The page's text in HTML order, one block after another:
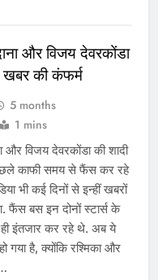
और विजय देवरकोंडा
खबर की कंफर्म
5 months
1 mins
और विजय देवरकोंडा की शादी
काफी समय से फैंस कर रहे
भी कई दिनों से इन्हीं खबरों
फैंस बस इन दोनों स्टार्स के
इंतजार कर रहे थे. अब ये
गया है, क्योंकि रश्मिका और